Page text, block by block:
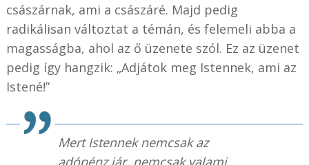
császárnak, ami a császáré. Majd pedig
radikálisan változtat a témán, és felemeli abba a
magasságba, ahol az ő üzenete szól. Ez az üzenet
pedig így hangzik: „Adjátok meg Istennek, ami az
Istené!”
Mert Istennek nemcsak az
adópénz jár, nemcsak valami